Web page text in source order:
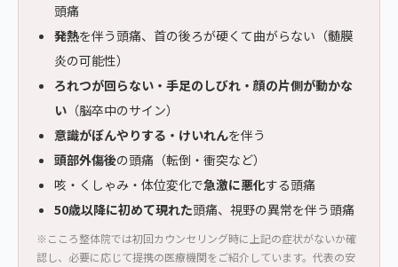
頭痛
発熱を伴う頭痛、首の後ろが硬くて曲がらない（髄膜
炎の可能性）
ろれつが回らない・手足のしびれ・顔の片側が動かな
い （脳卒中のサイン）
意識がぼんやりする・けいれんを伴う
頭部外傷後の頭痛（転倒・衝突など）
咳・くしゃみ・体位変化で急激に悪化する頭痛
50歳以降に初めて現れた頭痛、視野の異常を伴う頭痛
※こころ整体院では初回カウンセリング時に上記の症状がないか確
認し、必要に応じて提携の医療機関をご紹介しています。代表の安